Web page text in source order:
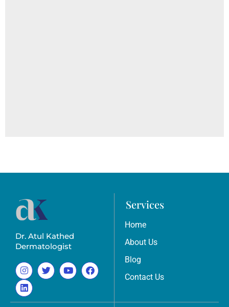
Dr. Atul Kathed
Dermatologist
Services
Home
About Us
Blog
Contact Us